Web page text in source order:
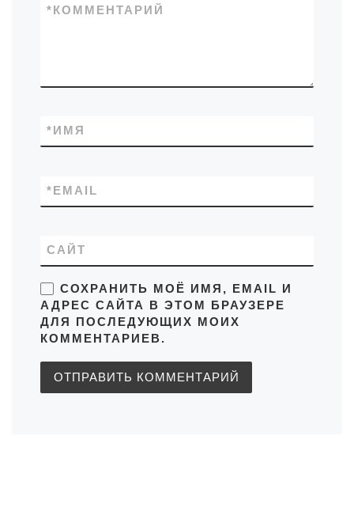
КОММЕНТАРИЙ
*
ИМЯ
*
EMAIL
*
САЙТ
СОХРАНИТЬ МОЁ ИМЯ, EMAIL И
АДРЕС САЙТА В ЭТОМ БРАУЗЕРЕ
ДЛЯ ПОСЛЕДУЮЩИХ МОИХ
КОММЕНТАРИЕВ.